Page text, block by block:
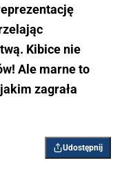
Kibice nie
Ale marne to
zagrała
Udostępnij